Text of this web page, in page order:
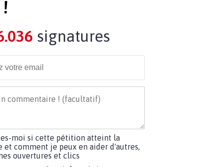
!
signatures
moi si cette pétition atteint la
et comment je peux en aider d'autres,
ouvertures et clics